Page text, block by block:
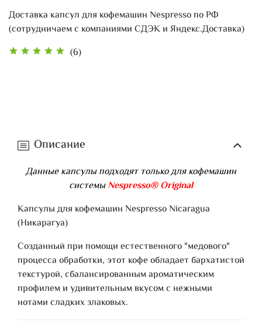
(6)
Доставка капсул для кофемашин Nespresso по РФ
(сотрудничаем с компаниями СДЭК и Яндекс.Доставка)
Описание
Данные капсулы подходят только для кофемашин
системыNespresso® Original
Капсулы для кофемашин Nespresso Nicaragua
(Никарагуа)
Созданный при помощи естественного "медового"
процесса обработки, этот кофе обладает бархатистой
текстурой, сбалансированным ароматическим
профилем и удивительным вкусом с нежными
нотами сладких злаковых.